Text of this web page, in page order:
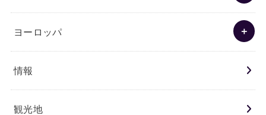
ヨーロッパ
情報
観光地